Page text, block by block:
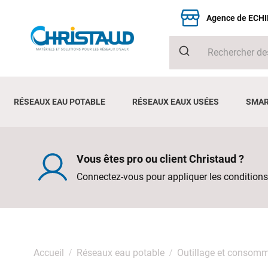
Agence de
RÉSEAUX EAU POTABLE RÉSEAUX EAUX USÉES
Vous êtes pro ou client Christaud ?
Connectez-vous pour appliquer les
Accueil Réseaux eau potable Outillage et